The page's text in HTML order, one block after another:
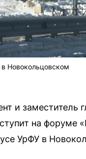
Новокольцовском
и заместитель
на
УрФУ в